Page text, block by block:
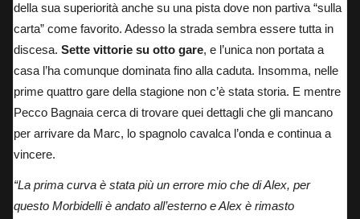
della sua superiorità anche su una pista dove non partiva “sulla
carta” come favorito. Adesso la strada sembra essere tutta in
discesa. Sette vittorie su otto gare, e l’unica non portata a
casa l’ha comunque dominata fino alla caduta. Insomma, nelle
prime quattro gare della stagione non c’è stata storia. E mentre
Pecco Bagnaia cerca di trovare quei dettagli che gli mancano
per arrivare da Marc, lo spagnolo cavalca l’onda e continua a
vincere.
“La prima curva è stata più un errore mio che di Alex, per
questo Morbidelli è andato all’esterno e Alex è rimasto